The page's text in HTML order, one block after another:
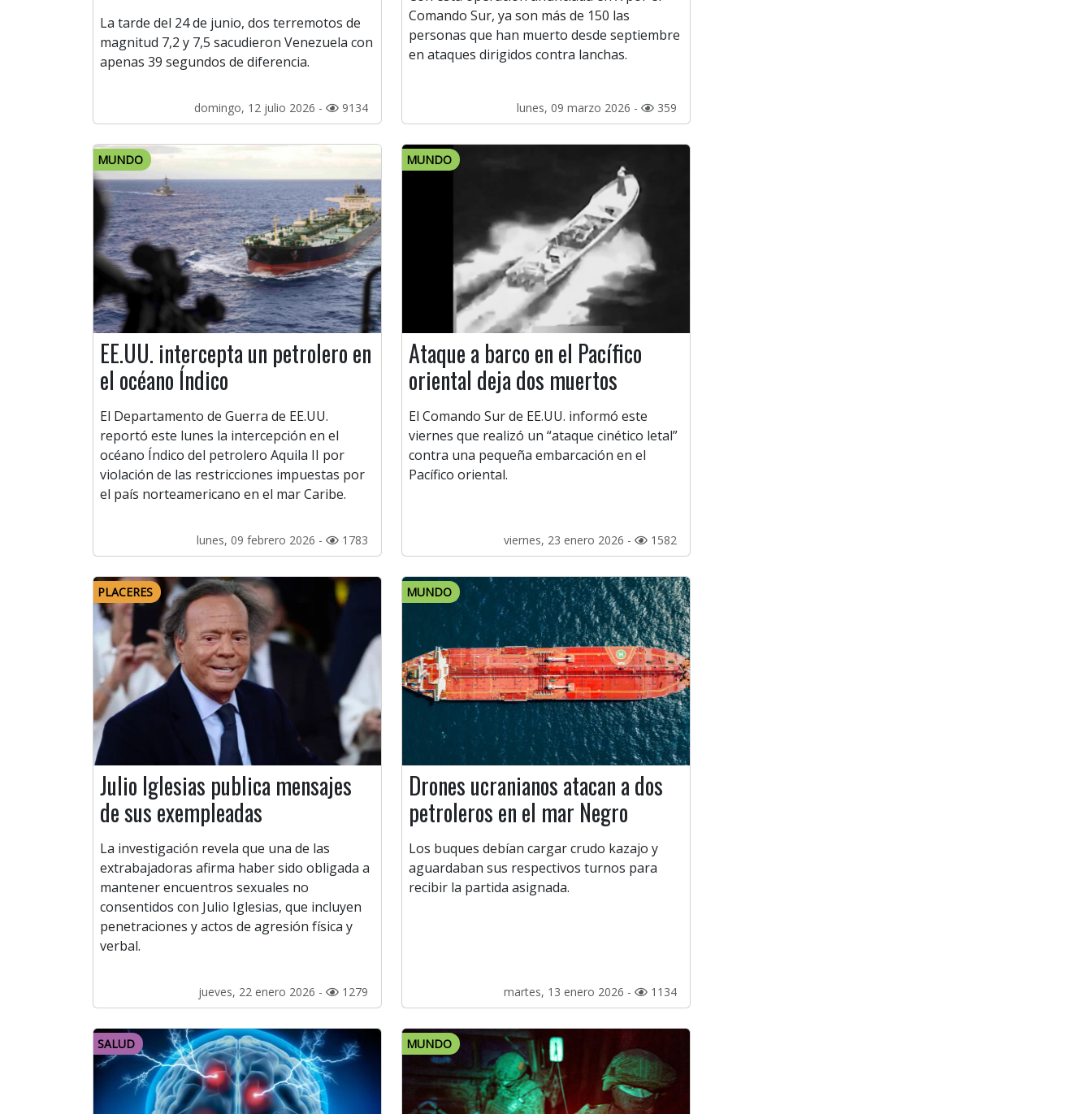
La tarde del 24 de junio, dos terremotos de
magnitud 7,2 y 7,5 sacudieron Venezuela con
apenas 39 segundos de diferencia.
domingo, 12 julio 2026 - 9134
Comando Sur, ya son más de 150 las
personas que han muerto desde septiembre
en ataques dirigidos contra lanchas.
lunes, 09 marzo 2026 - 359
MUNDO
EE.UU. intercepta un petrolero en
el océano Índico
El Departamento de Guerra de EE.UU.
reportó este lunes la intercepción en el
océano Índico del petrolero Aquila II por
violación de las restricciones impuestas por
el país norteamericano en el mar Caribe.
lunes, 09 febrero 2026 - 1783
MUNDO
Ataque a barco en el Pacífico
oriental deja dos muertos
El Comando Sur de EE.UU. informó este
viernes que realizó un “ataque cinético letal”
contra una pequeña embarcación en el
Pacífico oriental.
viernes, 23 enero 2026 - 1582
PLACERES
Julio Iglesias publica mensajes
de sus exempleadas
La investigación revela que una de las
extrabajadoras afirma haber sido obligada a
mantener encuentros sexuales no
consentidos con Julio Iglesias, que incluyen
penetraciones y actos de agresión física y
verbal.
jueves, 22 enero 2026 - 1279
MUNDO
Drones ucranianos atacan a dos
petroleros en el mar Negro
Los buques debían cargar crudo kazajo y
aguardaban sus respectivos turnos para
recibir la partida asignada.
martes, 13 enero 2026 - 1134
SALUD MUNDO